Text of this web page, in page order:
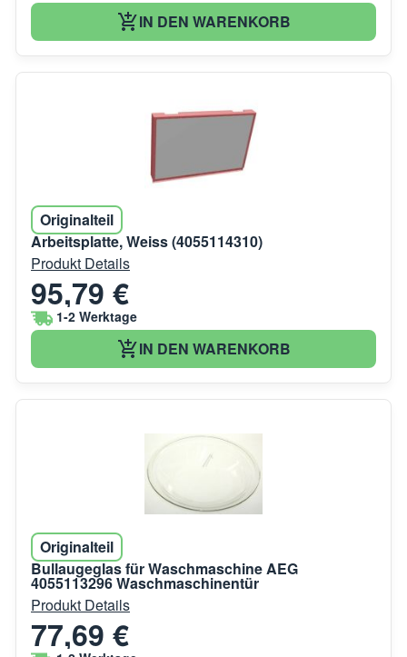
IN DEN WARENKORB
Originalteil
Arbeitsplatte, Weiss (4055114310)
Produkt Details
95,79 €
1-2 Werktage
IN DEN WARENKORB
Originalteil
Bullaugeglas für Waschmaschine AEG
4055113296 Waschmaschinentür
Produkt Details
77,69 €